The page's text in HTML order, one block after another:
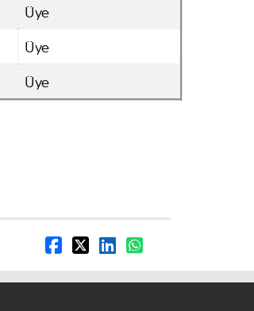
Üye
Üye
Üye